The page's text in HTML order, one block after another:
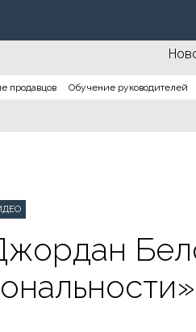
продавцов Обучение руководителей